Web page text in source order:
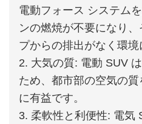
電動フォース システム
ンの燃焼が不要になり
プからの排出がなく環境
2. 大気の質: 電動 SUV
ため、都市部の空気の
に有益です。
3. 柔軟性と利便性: 電気